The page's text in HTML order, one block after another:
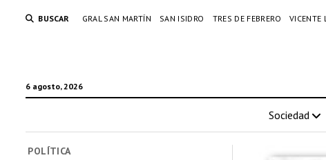
BUSCAR GRAL SAN MARTÍN SAN ISIDRO TRES DE FEBRERO VICENTE
6 agosto, 2026
Sociedad
POLÍTICA